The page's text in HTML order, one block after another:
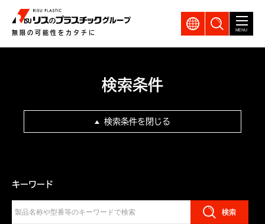
無限の可能性をカタチに
GLOBAL製品検索
MENU
検索条件
検索条件を閉じる
キーワード
検索